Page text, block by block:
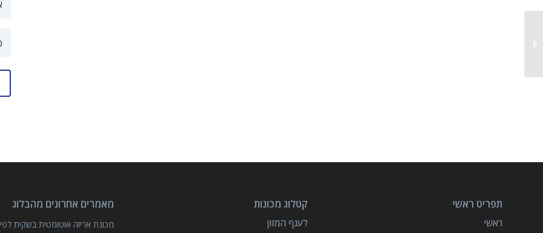
תפריט ראשי
ראשי
קטלוג מכונות
לענף המזון
מאמרים אחרונים מהבלוג
מכונת אריזה אוטומטית בשקית